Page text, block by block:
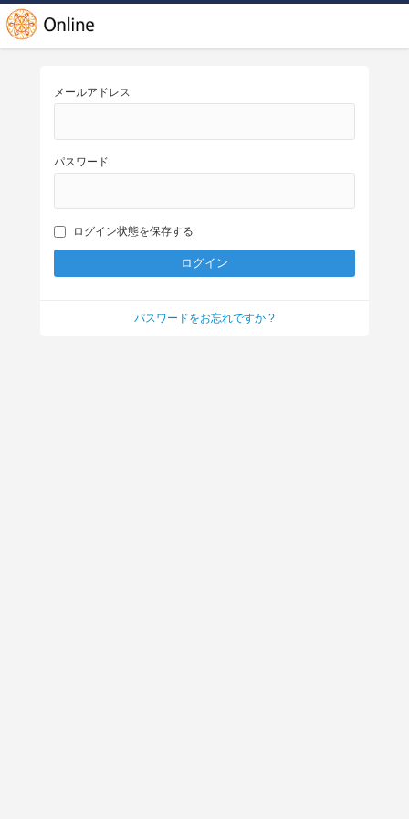
メールアドレス
パスワード
ログイン状態を保存する
パスワードをお忘れですか ?